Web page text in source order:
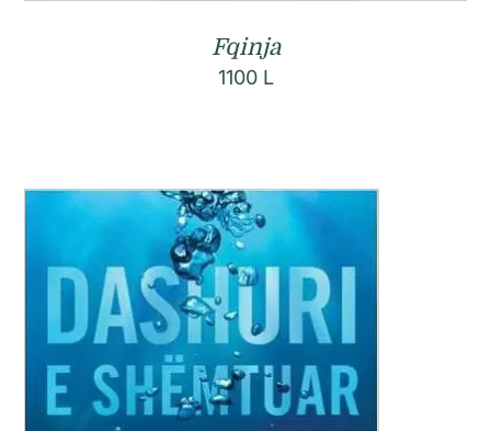
Fqinja
1100 L